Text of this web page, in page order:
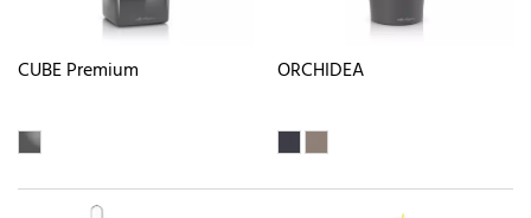
CUBE Premium ORCHIDEA